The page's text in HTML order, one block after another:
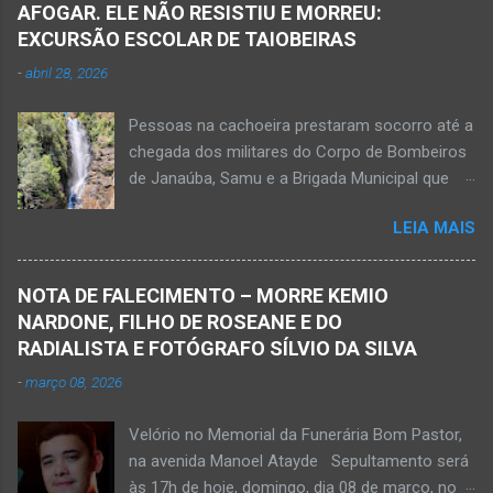
ferida e foi levada pelos socorristas do Samu
para o hospital na cidade de Monte Azul. Essa
do Suporte Aéreo Avançado de Vida (SAAV)
para unidade hospi...
AFOGAR. ELE NÃO RESISTIU E MORREU:
EXCURSÃO ESCOLAR DE TAIOBEIRAS
-abril 28, 2026
Pessoas na cachoeira prestaram socorro até a
chegada dos militares do Corpo de Bombeiros
de Janaúba, Samu e a Brigada Municipal que
resistiu e foi a óbito Foto álbum pessoal Kauan
Pereira Alves publicou em sua rede social a
foto em que apreciava a Cachoeira Maria Rosa,
em Mato Verde, pouco tempo antes de se
afogar e depois vir a óbito nesta terça-feira, dia
socorrem estudante que se afogou em
cachoeira em Mato Verde nesta terça-feira, dia
LEIA MAIS
NOTA DE FALECIMENTO – MORRE KEMIO
NARDONE, FILHO DE ROSEANE E DO
RADIALISTA E FOTÓGRAFO SÍLVIO DA SILVA
-março 08, 2026
Velório no Memorial da Funerária Bom Pastor,
na avenida Manoel Atayde Sepultamento será
às 17h de hoje, domingo, dia 08 de março, no